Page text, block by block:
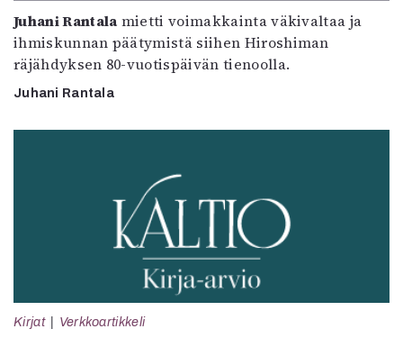
Juhani Rantala mietti voimakkainta väkivaltaa ja
ihmiskunnan päätymistä siihen Hiroshiman
räjähdyksen 80-vuotispäivän tienoolla.
Juhani Rantala
Kirjat Verkkoartikkeli